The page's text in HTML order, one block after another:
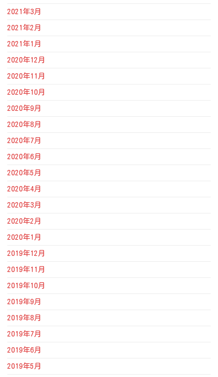
2021年3月
2021年2月
2021年1月
2020年12月
2020年11月
2020年10月
2020年9月
2020年8月
2020年7月
2020年6月
2020年5月
2020年4月
2020年3月
2020年2月
2020年1月
2019年12月
2019年11月
2019年10月
2019年9月
2019年8月
2019年7月
2019年6月
2019年5月